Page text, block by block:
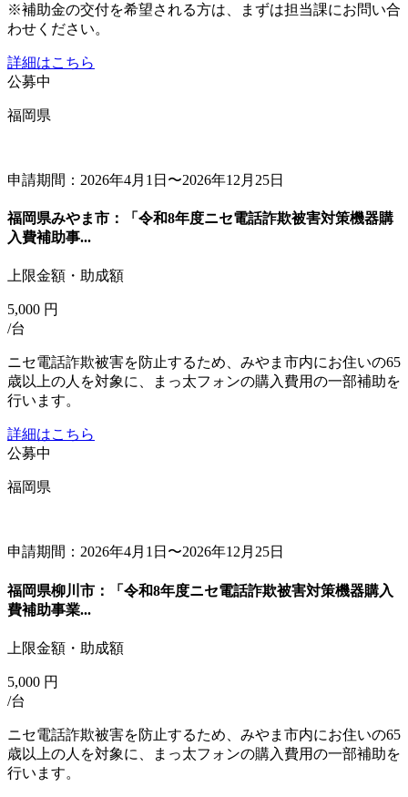
※補助金の交付を希望される方は、まずは担当課にお問い合
わせください。
詳細はこちら
公募中
福岡県
申請期間：2026年4月1日〜2026年12月25日
福岡県みやま市：「令和8年度ニセ電話詐欺被害対策機器購
入費補助事...
上限金額・助成額
5,000 円
/台
ニセ電話詐欺被害を防止するため、みやま市内にお住いの65
歳以上の人を対象に、まっ太フォンの購入費用の一部補助を
行います。
詳細はこちら
公募中
福岡県
申請期間：2026年4月1日〜2026年12月25日
福岡県柳川市：「令和8年度ニセ電話詐欺被害対策機器購入
費補助事業...
上限金額・助成額
5,000 円
/台
ニセ電話詐欺被害を防止するため、みやま市内にお住いの65
歳以上の人を対象に、まっ太フォンの購入費用の一部補助を
行います。